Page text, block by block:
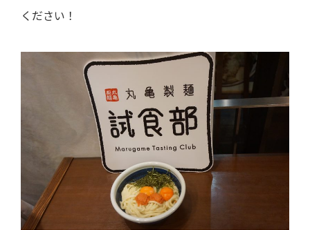
ください！